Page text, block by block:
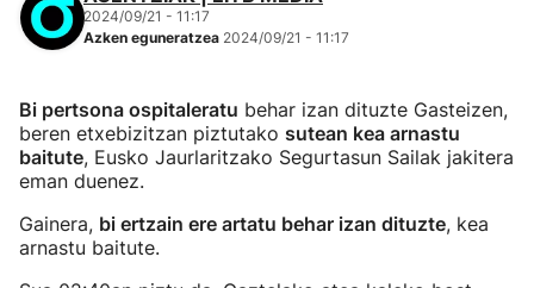
2024/09/21 - 11:17
Azken eguneratzea 2024/09/21 - 11:17
Bi pertsona ospitaleratu behar izan dituzte Gasteizen,
beren etxebizitzan piztutako sutean kea arnastu
baitute, Eusko Jaurlaritzako Segurtasun Sailak jakitera
eman duenez.
Gainera, bi ertzain ere artatu behar izan dituzte, kea
arnastu baitute.